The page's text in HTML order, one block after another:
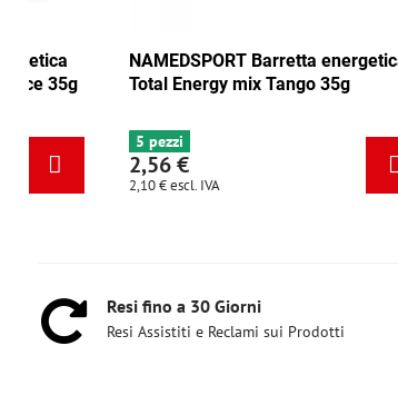
NAMEDSPORT Barretta energetica
Total Energy mirtillo rosso-noce 35g
6+ pezzi
2,56 €
escl. IVA
Resi fino a 30 Giorni
Resi Assistiti e Reclami sui Prodotti